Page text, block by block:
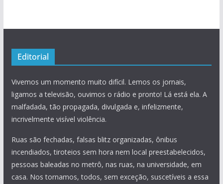
Editorial
Vivemos um momento muito difícil. Lemos os jornais,
ligamos a televisão, ouvimos o rádio e pronto! Lá está ela. A
malfadada, tão propagada, divulgada e, infelizmente,
incrivelmente visível violência.
Ruas são fechadas, falsas blitz organizadas, ônibus
incendiados, tiroteios sem hora nem local preestabelecidos,
pessoas baleadas no metrô, nas ruas, na universidade, em
casa. Nos tornamos, todos, sem exceção, suscetíveis a essa